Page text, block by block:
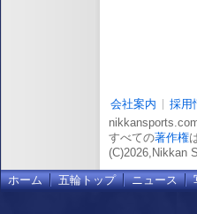
会社案内 採用
すべての著作権
(C)2026,Nikkan
ホーム 五輪トップ ニュース